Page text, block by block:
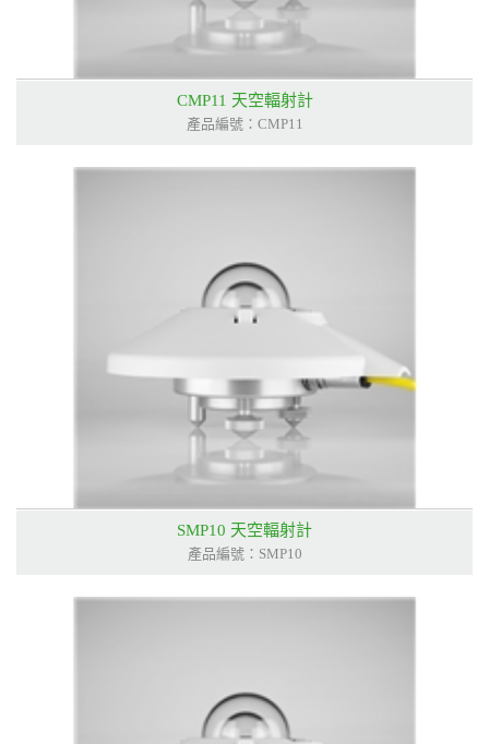
CMP11 天空輻射計
產品編號：CMP11
SMP10 天空輻射計
產品編號：SMP10